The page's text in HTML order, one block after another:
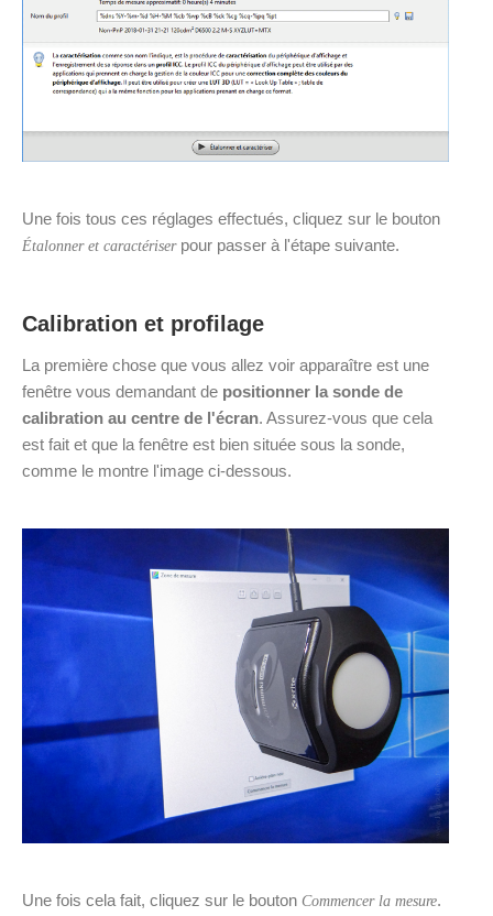
Une fois tous ces réglages effectués, cliquez sur le bouton
Étalonner et caractériserpour passer à l'étape suivante.
Calibration et profilage
La première chose que vous allez voir apparaître est une
fenêtre vous demandant de positionner la sonde de
calibration au centre de l'écran. Assurez-vous que cela
est fait et que la fenêtre est bien située sous la sonde,
comme le montre l'image ci-dessous.
Une fois cela fait, cliquez sur le bouton Commencer la mesure.